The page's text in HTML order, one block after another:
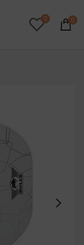
0 0